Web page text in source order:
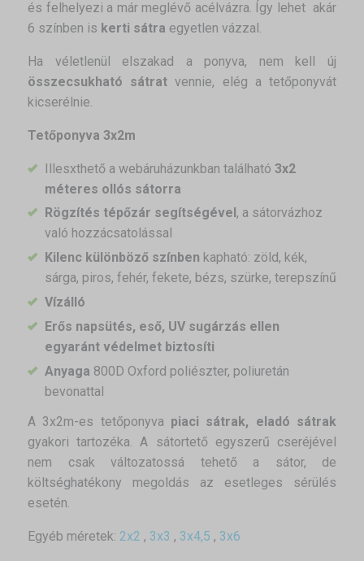
és felhelyezi a már meglévő acélvázra. Így lehet akár
6 színben is kerti sátra egyetlen vázzal.
Ha véletlenül elszakad a ponyva, nem kell új
összecsukható sátrat vennie, elég a tetőponyvát
kicserélnie.
Tetőponyva 3x2m
Illesxthető a webáruházunkban található 3x2
méteres ollós sátorra
Rögzítés tépőzár segítségével , a sátorvázhoz
való hozzácsatolással
Kilenc különböző színben kapható: zöld, kék,
sárga, piros, fehér, fekete, bézs, szürke, terepszínű
Vízálló
Erős napsütés, eső, UV sugárzás ellen
egyaránt védelmet biztosíti
Anyaga 800D Oxford poliészter, poliuretán
bevonattal
A 3x2m-es tetőponyva piaci sátrak, eladó sátrak
gyakori tartozéka. A sátortető egyszerű cseréjével
nem csak változatossá tehető a sátor, de
költséghatékony megoldás az esetleges sérülés
esetén.
Egyéb méretek: 2x2 , 3x3 , 3x4,5 , 3x6